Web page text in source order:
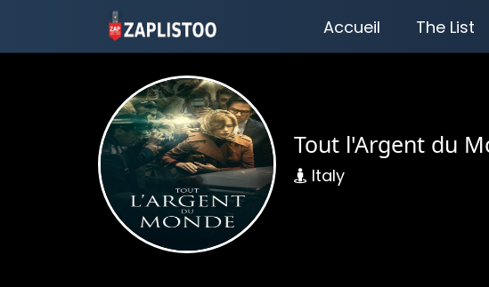
Accueil The List
Tout l'Argent du
Italy